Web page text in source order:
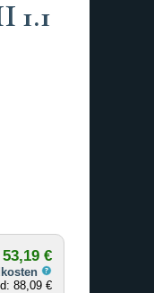
1.1
€
88,09 €